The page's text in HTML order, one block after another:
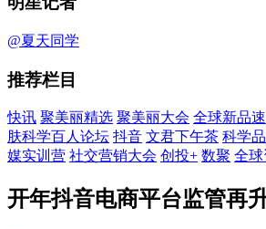
@夏天同学
推荐栏目
快讯 聚美丽精选 聚美丽大会 全球新品
肤科学百人论坛 抖音 文君下午茶 科学
媒实训营 社交营销大会 创投+ 数聚 全
开年抖音电商平台监管再